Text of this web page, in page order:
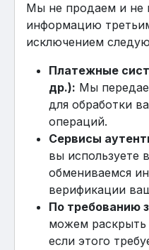
Мы не продаем и не
информацию
исключением
Платежные
др.): Мы
для обработки
операций.
Сервисы
вы используете
обмениваемся
верификации
По требованию
можем
если этого